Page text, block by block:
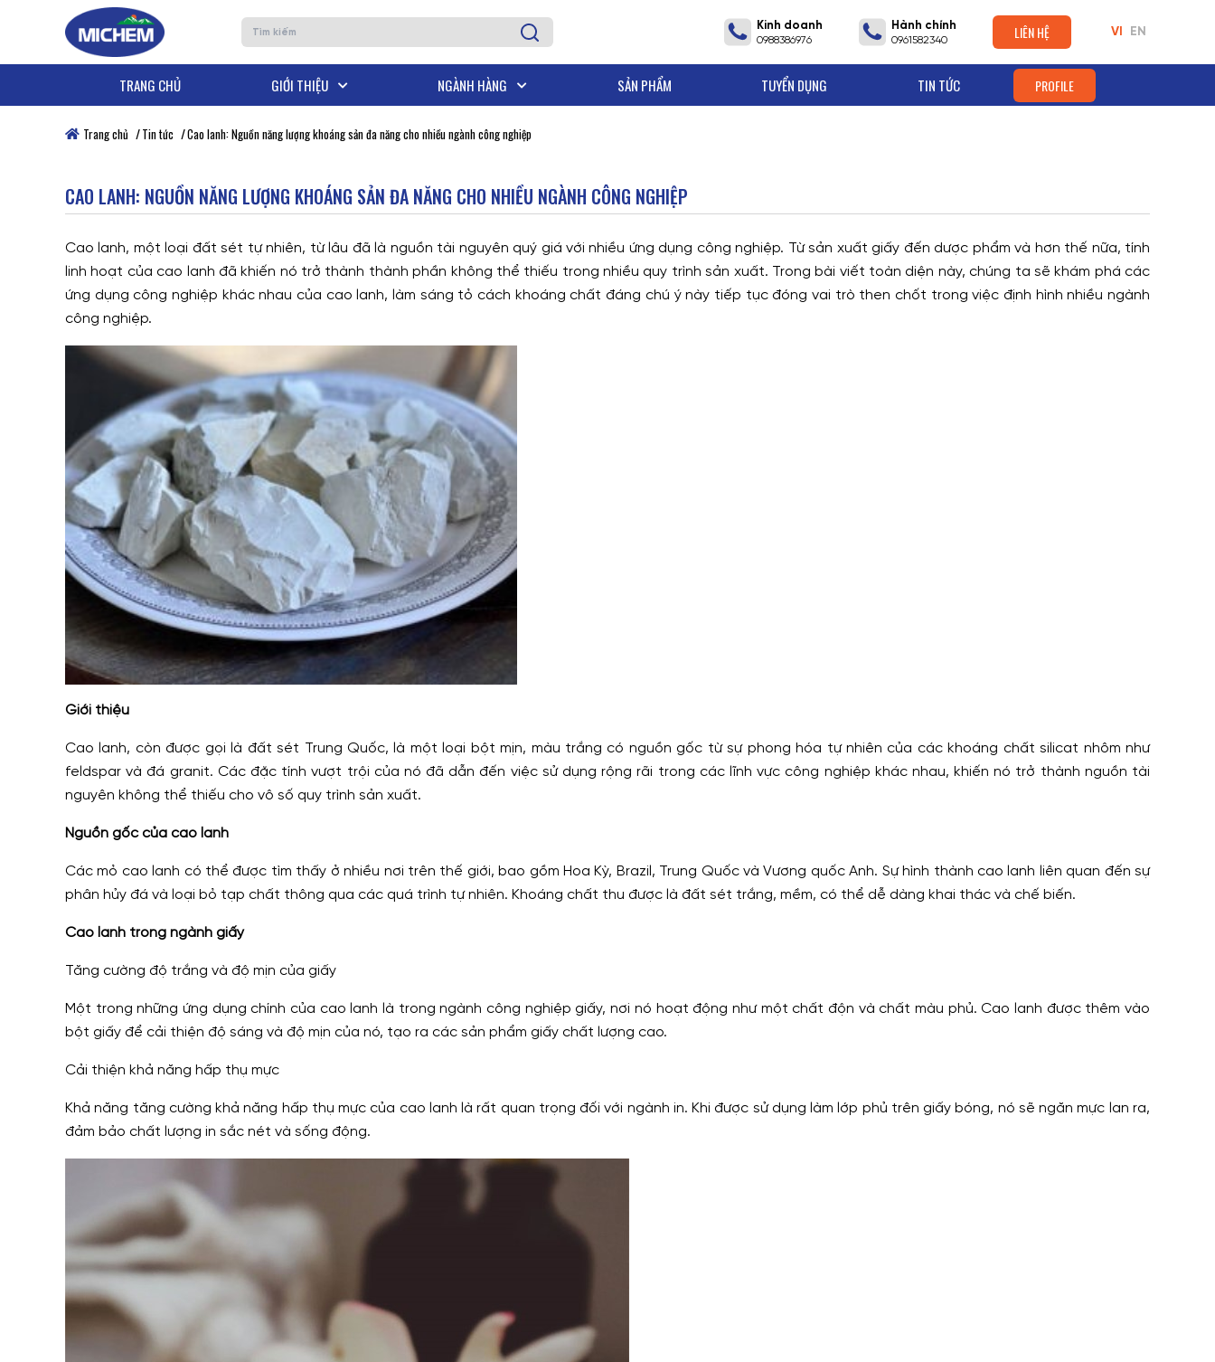
Kinh doanh
0988386976
Hành chính
0961582340
LIÊN HỆ VI EN
TRANG CHỦ GIỚI THIỆU NGÀNH HÀNG SẢN PHẨM TUYỂN DỤNG TIN TỨC PROFILE
Trang chủ Tin tức Cao lanh: Nguồn năng lượng khoáng sản đa năng cho nhiều ngành công nghiệp
CAO LANH: NGUỒN NĂNG LƯỢNG KHOÁNG SẢN ĐA NĂNG CHO NHIỀU NGÀNH CÔNG NGHIỆP
Cao lanh, một loại đất sét tự nhiên, từ lâu đã là nguồn tài nguyên quý giá với nhiều ứng dụng công nghiệp. Từ sản xuất giấy đến dược phẩm và hơn thế nữa, tính
linh hoạt của cao lanh đã khiến nó trở thành thành phần không thể thiếu trong nhiều quy trình sản xuất. Trong bài viết toàn diện này, chúng ta sẽ khám phá các
ứng dụng công nghiệp khác nhau của cao lanh, làm sáng tỏ cách khoáng chất đáng chú ý này tiếp tục đóng vai trò then chốt trong việc định hình nhiều ngành
công nghiệp.
Giới thiệu
Cao lanh, còn được gọi là đất sét Trung Quốc, là một loại bột mịn, màu trắng có nguồn gốc từ sự phong hóa tự nhiên của các khoáng chất silicat nhôm như
feldspar và đá granit. Các đặc tính vượt trội của nó đã dẫn đến việc sử dụng rộng rãi trong các lĩnh vực công nghiệp khác nhau, khiến nó trở thành nguồn tài
nguyên không thể thiếu cho vô số quy trình sản xuất.
Nguồn gốc của cao lanh
Các mỏ cao lanh có thể được tìm thấy ở nhiều nơi trên thế giới, bao gồm Hoa Kỳ, Brazil, Trung Quốc và Vương quốc Anh. Sự hình thành cao lanh liên quan đến sự
phân hủy đá và loại bỏ tạp chất thông qua các quá trình tự nhiên. Khoáng chất thu được là đất sét trắng, mềm, có thể dễ dàng khai thác và chế biến.
Cao lanh trong ngành giấy
Tăng cường độ trắng và độ mịn của giấy
Một trong những ứng dụng chính của cao lanh là trong ngành công nghiệp giấy, nơi nó hoạt động như một chất độn và chất màu phủ. Cao lanh được thêm vào
bột giấy để cải thiện độ sáng và độ mịn của nó, tạo ra các sản phẩm giấy chất lượng cao.
Cải thiện khả năng hấp thụ mực
Khả năng tăng cường khả năng hấp thụ mực của cao lanh là rất quan trọng đối với ngành in. Khi được sử dụng làm lớp phủ trên giấy bóng, nó sẽ ngăn mực lan ra,
đảm bảo chất lượng in sắc nét và sống động.